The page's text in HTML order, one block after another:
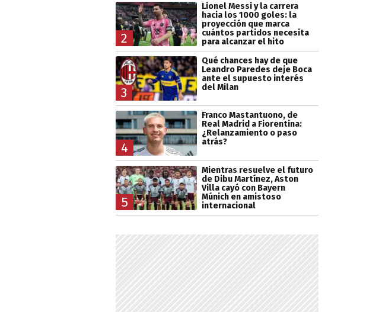
2
Lionel Messi y la carrera
hacia los 1000 goles: la
proyección que marca
cuántos partidos necesita
para alcanzar el hito
3
Qué chances hay de que
Leandro Paredes deje Boca
ante el supuesto interés
del Milan
4
Franco Mastantuono, de
Real Madrid a Fiorentina:
¿Relanzamiento o paso
atrás?
5
Mientras resuelve el futuro
de Dibu Martínez, Aston
Villa cayó con Bayern
Múnich en amistoso
internacional